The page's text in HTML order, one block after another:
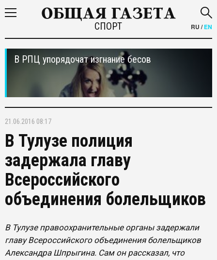
СПОРТ RU /EN
В РПЦ упорядочат изгнание бесов
21.06.2016 08:17
В Тулузе полиция
задержала главу
Всероссийского
объединения болельщиков
В Тулузе правоохранительные органы задержали
главу Всероссийского объединения болельщиков
Александра Шпрыгина. Сам он рассказал, что